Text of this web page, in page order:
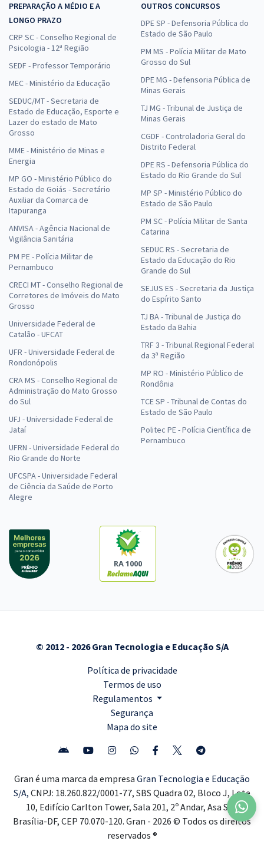
PREPARAÇÃO A MÉDIO E A
LONGO PRAZO
CRP SC - Conselho Regional de
Psicologia - 12ª Região
SEDF - Professor Temporário
MEC - Ministério da Educação
SEDUC/MT - Secretaria de
Estado de Educação, Esporte e
Lazer do estado de Mato
Grosso
MME - Ministério de Minas e
Energia
MP GO - Ministério Público do
Estado de Goiás - Secretário
Auxiliar da Comarca de
Itapuranga
ANVISA - Agência Nacional de
Vigilância Sanitária
PM PE - Polícia Militar de
Pernambuco
CRECI MT - Conselho Regional de
Corretores de Imóveis do Mato
Grosso
Universidade Federal de
Catalão - UFCAT
UFR - Universidade Federal de
Rondonópolis
CRA MS - Conselho Regional de
Administração do Mato Grosso
do Sul
UFJ - Universidade Federal de
Jataí
UFRN - Universidade Federal do
Rio Grande do Norte
UFCSPA - Universidade Federal
de Ciência da Saúde de Porto
Alegre
OUTROS CONCURSOS
DPE SP - Defensoria Pública do
Estado de São Paulo
PM MS - Polícia Militar de Mato
Grosso do Sul
DPE MG - Defensoria Pública de
Minas Gerais
TJ MG - Tribunal de Justiça de
Minas Gerais
CGDF - Controladoria Geral do
Distrito Federal
DPE RS - Defensoria Pública do
Estado do Rio Grande do Sul
MP SP - Ministério Público do
Estado de São Paulo
PM SC - Polícia Militar de Santa
Catarina
SEDUC RS - Secretaria de
Estado da Educação do Rio
Grande do Sul
SEJUS ES - Secretaria da Justiça
do Espírito Santo
TJ BA - Tribunal de Justiça do
Estado da Bahia
TRF 3 - Tribunal Regional Federal
da 3ª Região
MP RO - Ministério Público de
Rondônia
TCE SP - Tribunal de Contas do
Estado de São Paulo
Politec PE - Polícia Científica de
Pernambuco
RA 1000
© 2012 - 2026 Gran Tecnologia e Educação S/A
Política de privacidade
Termos de uso
Regulamentos
Segurança
Mapa do site
Gran é uma marca da empresa Gran Tecnologia e Educação
S/A, CNPJ: 18.260.822/0001-77, SBS Quadra 02, Bloco J, Lote
10, Edifício Carlton Tower, Sala 201, 2º Andar, Asa Sul,
Brasília-DF, CEP 70.070-120. Gran - 2026 © Todos os direitos
reservados ®